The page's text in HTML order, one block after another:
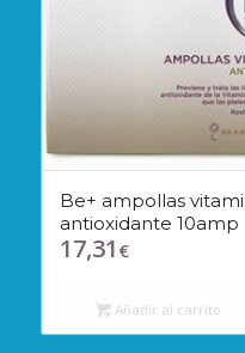
Be+ ampollas
antioxidante 10amp
17,31 €
Añadir al carrito